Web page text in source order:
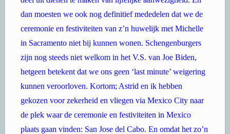
dan moesten we ook nog definitief mededelen dat we de
ceremonie en festiviteiten van z’n huwelijk met Michelle
in Sacramento niet bij kunnen wonen. Schengenburgers
zijn nog steeds niet welkom in het V.S. van Joe Biden,
hetgeen betekent dat we ons geen ‘last minute’ weigering
kunnen veroorloven. Kortom; Astrid en ik hebben
gekozen voor zekerheid en vliegen via Mexico City naar
de plek waar de ceremonie en festiviteiten in Mexico
plaats gaan vinden: San Jose del Cabo. En omdat het zo’n